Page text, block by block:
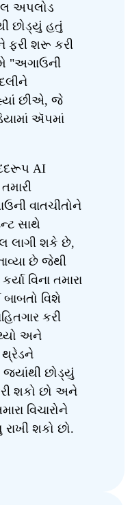
અપલોડ
છોડ્યું હતું
ફરી શરૂ કરી
"અગાઉની
છીએ, જે
ઍપમાં
AI
વાતચીતોને
સાથે
લાગી શકે છે,
છે જેથી
વિના તમારા
બાબતો વિશે
કરી
અને
થ્રેડને
જ્યાંથી છોડ્યું
શકો છો અને
વિચારોને
શકો છો.